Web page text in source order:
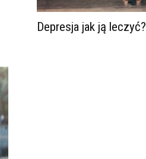
Depresja jak ją leczyć?